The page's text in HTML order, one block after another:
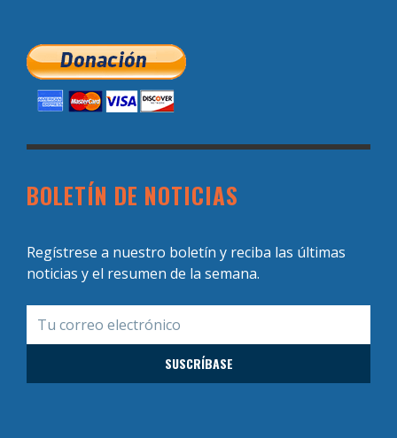
BOLETÍN DE NOTICIAS
Regístrese a nuestro boletín y reciba las últimas
noticias y el resumen de la semana.